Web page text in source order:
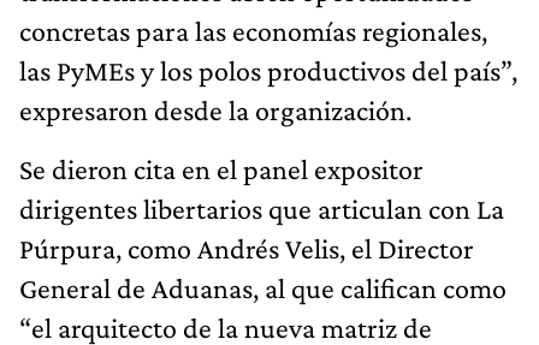
concretas para las economías regionales,
las PyMEs y los polos productivos del país”,
expresaron desde la organización.
Se dieron cita en el panel expositor
dirigentes libertarios que articulan con La
Púrpura, como Andrés Velis, el Director
General de Aduanas, al que califican como
“el arquitecto de la nueva matriz de